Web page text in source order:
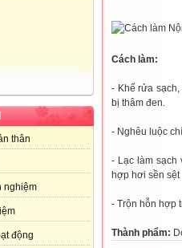
thân
nghiệm
động
Cách làm:
- Khế rửa
bị thâm đen.
- Nghêu luộc
- Lạc làm sạch
hợp hơi sền sệt
- Trộn hỗn hợp
Thành phẩm: